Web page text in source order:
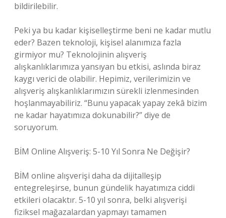
bildirilebilir.
Peki ya bu kadar kişiselleştirme beni ne kadar mutlu
eder? Bazen teknoloji, kişisel alanımıza fazla
girmiyor mu? Teknolojinin alışveriş
alışkanlıklarımıza yansıyan bu etkisi, aslında biraz
kaygı verici de olabilir. Hepimiz, verilerimizin ve
alışveriş alışkanlıklarımızın sürekli izlenmesinden
hoşlanmayabiliriz. “Bunu yapacak yapay zekâ bizim
ne kadar hayatımıza dokunabilir?” diye de
soruyorum.
BİM Online Alışveriş: 5-10 Yıl Sonra Ne Değişir?
BİM online alışverişi daha da dijitalleşip
entegreleşirse, bunun gündelik hayatımıza ciddi
etkileri olacaktır. 5-10 yıl sonra, belki alışverişi
fiziksel mağazalardan yapmayı tamamen